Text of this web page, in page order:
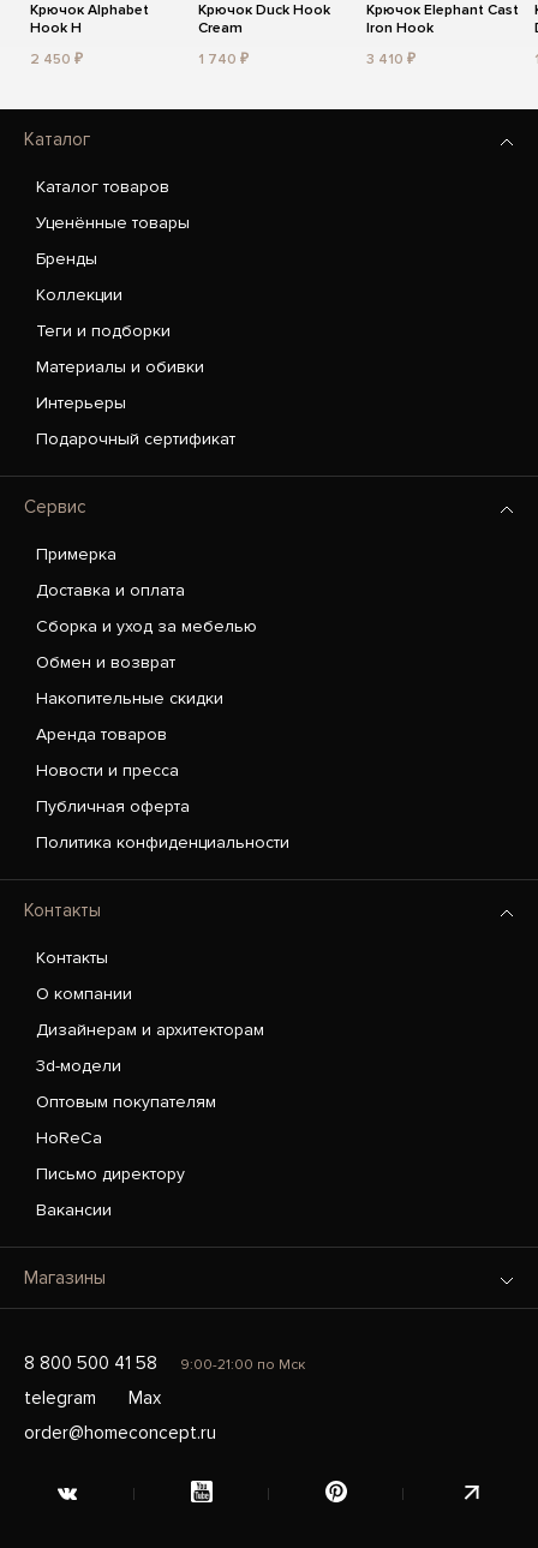
Крючок Alphabet
Hook H
2 450 ₽
Крючок Duck Hook
Cream
1 740 ₽
Крючок Elephant Cast
Iron Hook
3 410 ₽
Каталог
Каталог товаров
Уценённые товары
Бренды
Коллекции
Теги и подборки
Материалы и обивки
Интерьеры
Подарочный сертификат
Сервис
Примерка
Доставка и оплата
Сборка и уход за мебелью
Обмен и возврат
Накопительные скидки
Аренда товаров
Новости и пресса
Публичная оферта
Политика конфиденциальности
Контакты
Контакты
О компании
Дизайнерам и архитекторам
3d-модели
Оптовым покупателям
HoReCa
Письмо директору
Вакансии
Магазины
8 800 500 41 58 9:00-21:00 по Мск
telegram
Max
order@homeconcept.ru